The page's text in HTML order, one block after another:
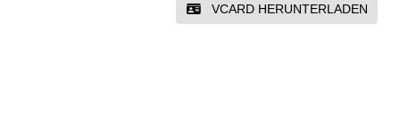
VCARD HERUNTERLADEN